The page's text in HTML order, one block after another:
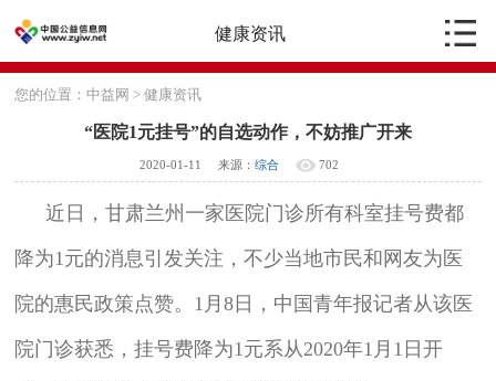
健康资讯
您的位置：中益网 >健康资讯
“医院1元挂号”的自选动作，不妨推广开来
2020-01-11 来源：综合 702
近日，甘肃兰州一家医院门诊所有科室挂号费都
降为1元的消息引发关注，不少当地市民和网友为医
院的惠民政策点赞。1月8日，中国青年报记者从该医
院门诊获悉，挂号费降为1元系从2020年1月1日开